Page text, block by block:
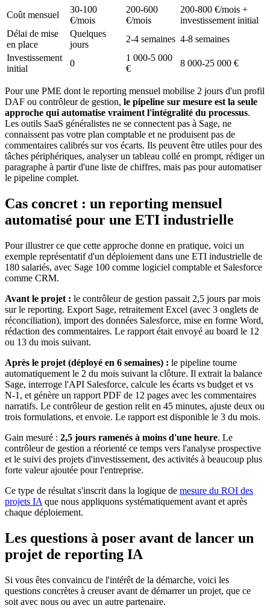
Coût mensuel
30-100
€/mois
200-600
€/mois
200-800 €/mois +
investissement initial
Délai de mise
en place
Quelques
jours
2-4 semaines 4-8 semaines
Investissement
initial
0
1 000-5 000
€
8 000-25 000 €
Pour une PME dont le reporting mensuel mobilise 2 jours d'un profil
DAF ou contrôleur de gestion, le pipeline sur mesure est la seule
approche qui automatise vraiment l'intégralité du processus.
Les outils SaaS généralistes ne se connectent pas à Sage, ne
connaissent pas votre plan comptable et ne produisent pas de
commentaires calibrés sur vos écarts. Ils peuvent être utiles pour des
tâches périphériques, analyser un tableau collé en prompt, rédiger un
paragraphe à partir d'une liste de chiffres, mais pas pour automatiser
le pipeline complet.
Cas concret : un reporting mensuel
automatisé pour une ETI industrielle
Pour illustrer ce que cette approche donne en pratique, voici un
exemple représentatif d'un déploiement dans une ETI industrielle de
180 salariés, avec Sage 100 comme logiciel comptable et Salesforce
comme CRM.
Avant le projet : le contrôleur de gestion passait 2,5 jours par mois
sur le reporting. Export Sage, retraitement Excel (avec 3 onglets de
réconciliation), import des données Salesforce, mise en forme Word,
rédaction des commentaires. Le rapport était envoyé au board le 12
ou 13 du mois suivant.
Après le projet (déployé en 6 semaines) : le pipeline tourne
automatiquement le 2 du mois suivant la clôture. Il extrait la balance
Sage, interroge l'API Salesforce, calcule les écarts vs budget et vs
N-1, et génère un rapport PDF de 12 pages avec les commentaires
narratifs. Le contrôleur de gestion relit en 45 minutes, ajuste deux ou
trois formulations, et envoie. Le rapport est disponible le 3 du mois.
Gain mesuré : 2,5 jours ramenés à moins d'une heure. Le
contrôleur de gestion a réorienté ce temps vers l'analyse prospective
et le suivi des projets d'investissement, des activités à beaucoup plus
forte valeur ajoutée pour l'entreprise.
Ce type de résultat s'inscrit dans la logique de mesure du ROI des
projets IA que nous appliquons systématiquement avant et après
chaque déploiement.
Les questions à poser avant de lancer un
projet de reporting IA
Si vous êtes convaincu de l'intérêt de la démarche, voici les
questions concrètes à creuser avant de démarrer un projet, que ce
soit avec nous ou avec un autre partenaire.